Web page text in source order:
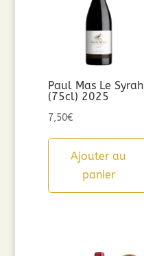
Paul Mas Le Syrah
(75cl) 2025
7,50€
Ajouter au
panier